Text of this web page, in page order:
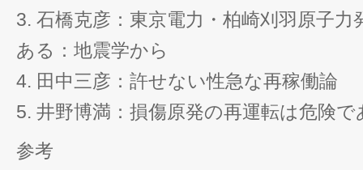
3. 石橋克彦：東京電力・柏崎刈羽原子
ある：地震学から
4. 田中三彦：許せない性急な再稼働論
5. 井野博満：損傷原発の再運転は危険で
参考